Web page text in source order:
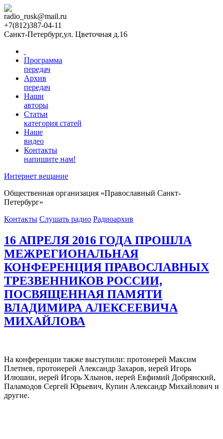
radio_rusk@mail.ru
+7(812)387-04-11
Санкт-Петербург,ул. Цветочная д.16
Программа
передач
Архив
передач
Наши
авторы
Статьи
категория статей
Наше
видео
Контакты
напишите нам!
Интернет вещание
Общественная организация «Православный Санкт-
Петербург»
Контакты Слушать радио Радиоархив
16 АПРЕЛЯ 2016 ГОДА ПРОШЛА
МЕЖРЕГИОНАЛЬНАЯ
КОНФЕРЕНЦИЯ ПРАВОСЛАВНЫХ
ТРЕЗВЕННИКОВ РОССИИ,
ПОСВЯЩЕННАЯ ПАМЯТИ
ВЛАДИМИРА АЛЕКСЕЕВИЧА
МИХАЙЛОВА
На конференции также выступили: протоиерей Максим
Плетнев, протоиерей Александр Захаров, иерей Игорь
Илюшин, иерей Игорь Хлынов, иерей Евфимий Добрянский,
Паламодов Сергей Юрьевич, Купин Александр Михайлович и
другие.